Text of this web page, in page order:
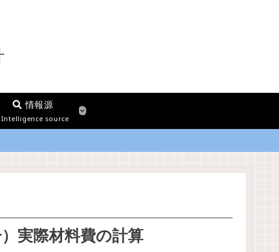
情報源
Intelligence source
実際材料費の計算